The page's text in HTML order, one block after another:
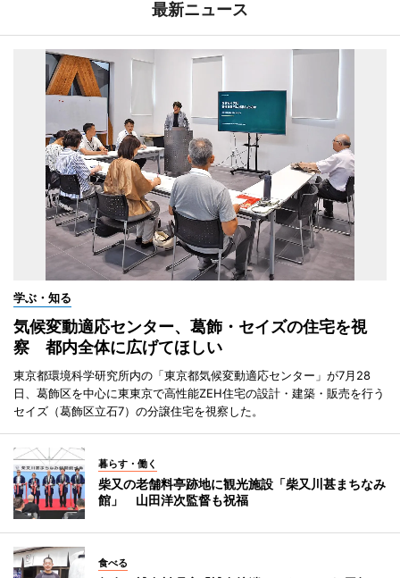
最新ニュース
学ぶ・知る
気候変動適応センター、葛飾・セイズの住宅を視
察 都内全体に広げてほしい
東京都環境科学研究所内の「東京都気候変動適応センター」が7月28
日、葛飾区を中心に東東京で高性能ZEH住宅の設計・建築・販売を行う
セイズ（葛飾区立石7）の分譲住宅を視察した。
暮らす・働く
柴又の老舗料亭跡地に観光施設「柴又川甚まちなみ
館」 山田洋次監督も祝福
食べる